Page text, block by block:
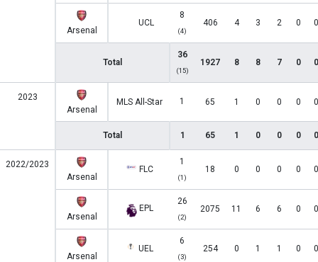
Arsenal
UCL
8
(4)
406 4 3 2 0 0
Total
36
(15)
1927 8 8 7 0 0
2023
Arsenal
MLS All-Star 1 65 1 0 0 0 0
Total 1 65 1 0 0 0 0
2022/2023
Arsenal
FLC
1
(1)
18 0 0 0 0 0
Arsenal
EPL
26
(2)
2075 11 6 6 0 0
Arsenal
UEL
6
(3)
254 0 1 1 0 0